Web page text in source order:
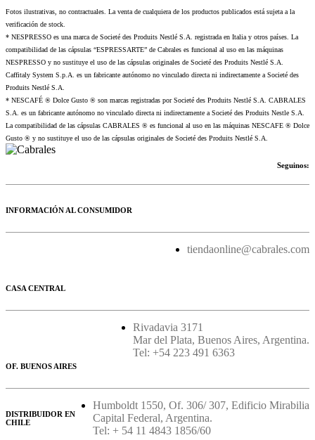
Fotos ilustrativas, no contractuales. La venta de cualquiera de los productos publicados está sujeta a la
verificación de stock.
* NESPRESSO es una marca de Societé des Produits Nestlé S.A. registrada en Italia y otros países. La
compatibilidad de las cápsulas “ESPRESSARTE” de Cabrales es funcional al uso en las máquinas
NESPRESSO y no sustituye el uso de las cápsulas originales de Societé des Produits Nestlé S.A.
Caffitaly System S.p.A. es un fabricante autónomo no vinculado directa ni indirectamente a Societé des
Produits Nestlé S.A.
* NESCAFÉ ® Dolce Gusto ® son marcas registradas por Societé des Produits Nestlé S.A. CABRALES
S.A. es un fabricante autónomo no vinculado directa ni indirectamente a Societé des Produits Nestle S.A.
La compatibilidad de las cápsulas CABRALES ® es funcional al uso en las máquinas NESCAFE ® Dolce
Gusto ® y no sustituye el uso de las cápsulas originales de Societé des Produits Nestlé S.A.
Seguinos:
INFORMACIÓN AL CONSUMIDOR
tiendaonline@cabrales.com
CASA CENTRAL
Rivadavia 3171
Mar del Plata, Buenos Aires, Argentina.
Tel: +54 223 491 6363
OF. BUENOS AIRES
Humboldt 1550, Of. 306/ 307, Edificio Mirabilia
Capital Federal, Argentina.
Tel: + 54 11 4843 1856/60
DISTRIBUIDOR EN
CHILE